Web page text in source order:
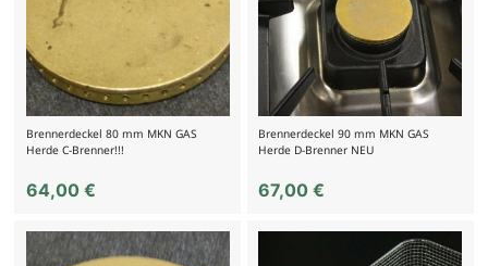
Brennerdeckel 80 mm MKN GAS
Herde C-Brenner!!!
64,00 €
Brennerdeckel 90 mm MKN GAS
Herde D-Brenner NEU
67,00€